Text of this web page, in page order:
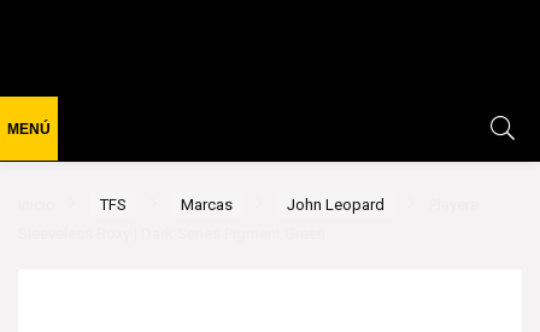
TFS Marcas John Leopard